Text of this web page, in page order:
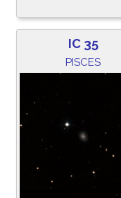
IC 35
PISCES